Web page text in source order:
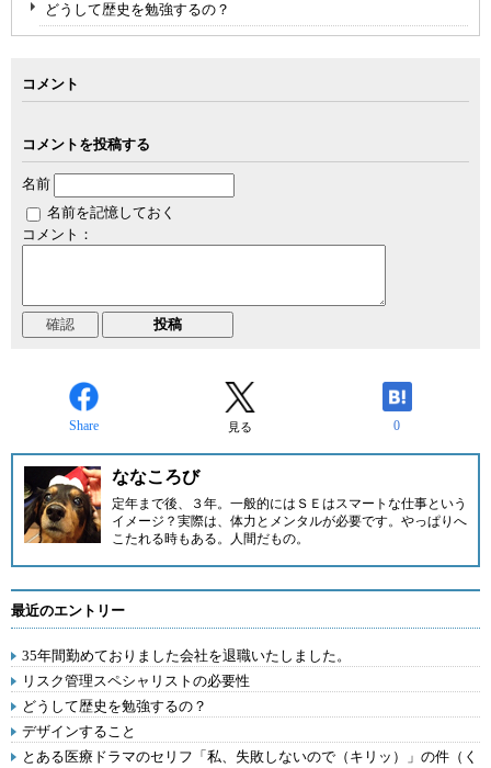
どうして歴史を勉強するの？
コメント
コメントを投稿する
名前
名前を記憶しておく
コメント：
Share 見る 0
ななころび
定年まで後、３年。一般的にはＳＥはスマートな仕事という
イメージ？実際は、体力とメンタルが必要です。やっぱりへ
こたれる時もある。人間だもの。
最近のエントリー
35年間勤めておりました会社を退職いたしました。
リスク管理スペシャリストの必要性
どうして歴史を勉強するの？
デザインすること
とある医療ドラマのセリフ「私、失敗しないので（キリッ）」の件（く